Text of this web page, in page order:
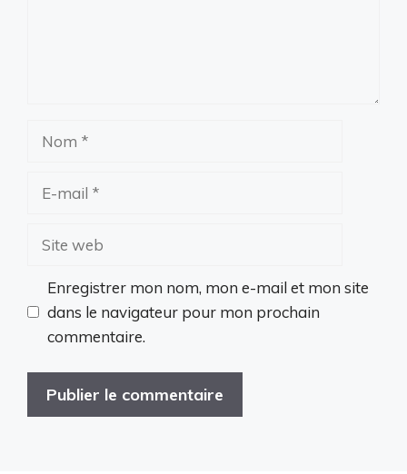
Nom
Site
Enregistrer mon nom, mon e-mail et mon site
dans le navigateur pour mon prochain
commentaire.